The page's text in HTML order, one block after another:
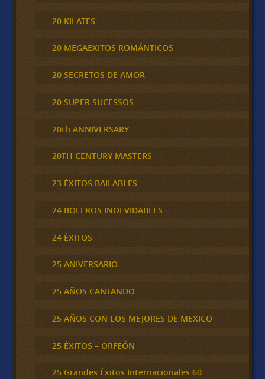
20 KILATES
20 MEGAEXITOS ROMÁNTICOS
20 SECRETOS DE AMOR
20 SUPER SUCESSOS
20th ANNIVERSARY
20TH CENTURY MASTERS
23 ÉXITOS BAILABLES
24 BOLEROS INOLVIDABLES
24 ÉXITOS
25 ANIVERSARIO
25 AÑOS CANTANDO
25 AÑOS CON LOS MEJORES DE MEXICO
25 ÉXITOS – ORFEÓN
25 Grandes Éxitos Internacionales 60